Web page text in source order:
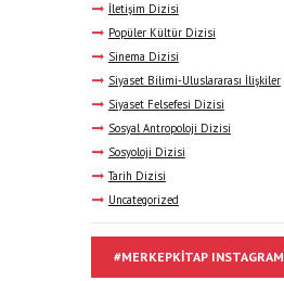
İletişim Dizisi
Popüler Kültür Dizisi
Sinema Dizisi
Siyaset Bilimi-Uluslararası İlişkiler
Siyaset Felsefesi Dizisi
Sosyal Antropoloji Dizisi
Sosyoloji Dizisi
Tarih Dizisi
Uncategorized
#MERKEPKITAP INSTAGRAM